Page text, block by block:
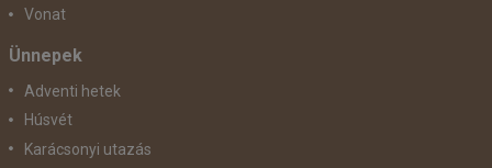
Vonat
Ünnepek
Adventi hetek
Húsvét
Karácsonyi utazás